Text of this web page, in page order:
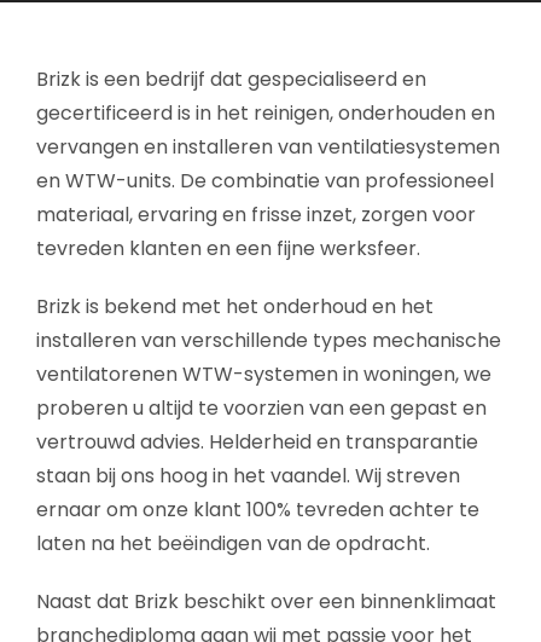
Brizk is een bedrijf dat gespecialiseerd en
gecertificeerd is in het reinigen, onderhouden en
vervangen en installeren van ventilatiesystemen
en WTW-units. De combinatie van professioneel
materiaal, ervaring en frisse inzet, zorgen voor
tevreden klanten en een fijne werksfeer.
Brizk is bekend met het onderhoud en het
installeren van verschillende types mechanische
ventilatorenen WTW-systemen in woningen, we
proberen u altijd te voorzien van een gepast en
vertrouwd advies. Helderheid en transparantie
staan bij ons hoog in het vaandel. Wij streven
ernaar om onze klant 100% tevreden achter te
laten na het beëindigen van de opdracht.
Naast dat Brizk beschikt over een binnenklimaat
branchediploma gaan wij met passie voor het